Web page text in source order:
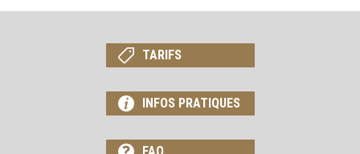
TARIFS
INFOS PRATIQUES